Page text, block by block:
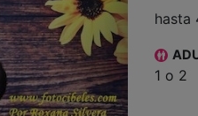
hasta
1 o 2